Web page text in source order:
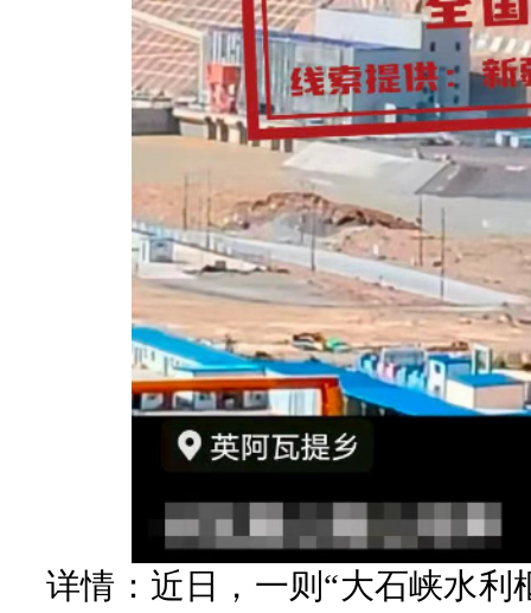
详情：近日，一则“大石峡水